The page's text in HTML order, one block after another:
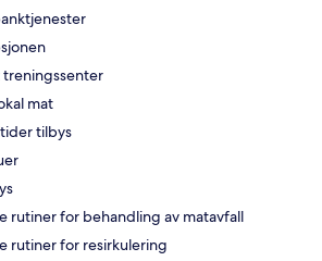
mat
tilbys
rutiner for behandling av matavfall
rutiner for resirkulering